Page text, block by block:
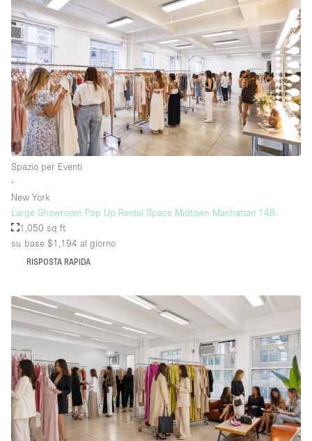
Spazio per Eventi
∙
New York
Large Showroom Pop Up Rental Space Midtown Manhattan 14B
1,050 sq ft
su base $1,194 al giorno
RISPOSTA RAPIDA